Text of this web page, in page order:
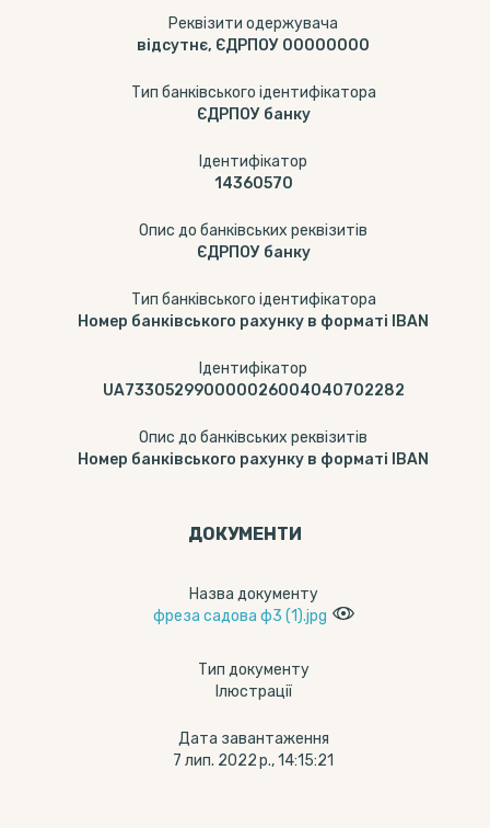
Реквізити одержувача
відсутнє, ЄДРПОУ 00000000
Тип банківського ідентифікатора
ЄДРПОУ банку
Ідентифікатор
14360570
Опис до банківських реквізитів
ЄДРПОУ банку
Тип банківського ідентифікатора
Номер банківського рахунку в форматі IBAN
Ідентифікатор
UA733052990000026004040702282
Опис до банківських реквізитів
Номер банківського рахунку в форматі IBAN
ДОКУМЕНТИ
Назва документу
фреза садова ф3 (1).jpg
Тип документу
Ілюстрації
Дата завантаження
7 лип. 2022 р., 14:15:21